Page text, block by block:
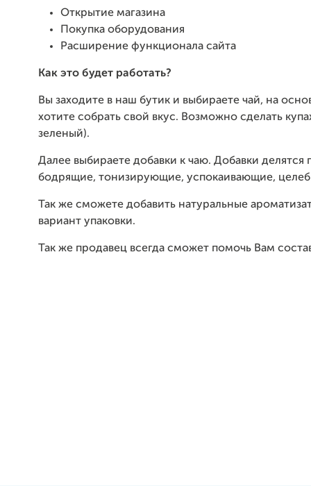
Открытие магазина
Покупка оборудования
Расширение функционала сайта
Как это будет работать?
Вы заходите в наш бутик и выбираете чай, на
хотите собрать свой вкус. Возможно сделать
зеленый).
Далее выбираете добавки к чаю. Добавки делятся
бодрящие, тонизирующие, успокаивающие,
Так же сможете добавить натуральные
вариант упаковки.
Так же продавец всегда сможет помочь Вам